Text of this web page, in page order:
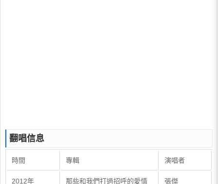
翻唱信息
時間 專輯 演唱者
2012年 那些和我們打過招呼的愛情 張傑